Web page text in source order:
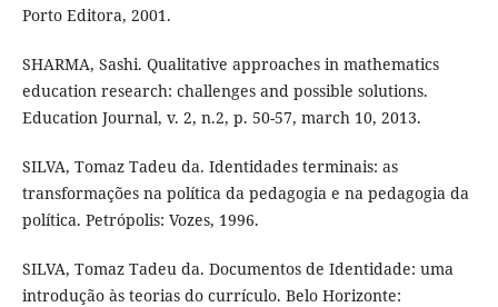
Porto Editora, 2001.
SHARMA, Sashi. Qualitative approaches in mathematics
education research: challenges and possible solutions.
Education Journal, v. 2, n.2, p. 50-57, march 10, 2013.
SILVA, Tomaz Tadeu da. Identidades terminais: as
transformações na política da pedagogia e na pedagogia da
política. Petrópolis: Vozes, 1996.
SILVA, Tomaz Tadeu da. Documentos de Identidade: uma
introdução às teorias do currículo. Belo Horizonte: